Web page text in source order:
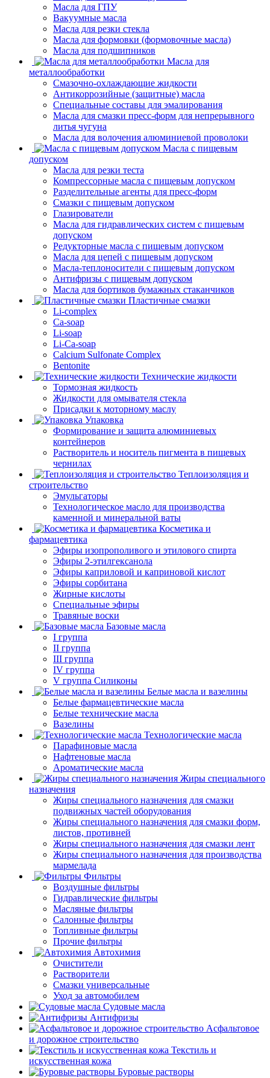
Масла для ГПУ
Вакуумные масла
Масла для резки стекла
Масла для формовки (формовочные масла)
Масла для подшипников
Масла для
металлообработки
Смазочно-охлаждающие жидкости
Антикоррозийные (защитные) масла
Специальные составы для эмалирования
Масла для смазки пресс-форм для непрерывного
литья чугуна
Масла для волочения алюминиевой проволоки
Масла с пищевым
допуском
Масла для резки теста
Компрессорные масла с пищевым допуском
Разделительные агенты для пресс-форм
Смазки с пищевым допуском
Глазирователи
Масла для гидравлических систем с пищевым
допуском
Редукторные масла с пищевым допуском
Масла для цепей с пищевым допуском
Масла-теплоносители с пищевым допуском
Антифризы с пищевым допуском
Масла для бортиков бумажных стаканчиков
Пластичные смазки
Li-complex
Ca-soap
Li-soap
Li-Ca-soap
Calcium Sulfonate Complex
Bentonite
Технические жидкости
Тормозная жидкость
Жидкости для омывателя стекла
Присадки к моторному маслу
Упаковка
Формирование и защита алюминиевых
контейнеров
Растворитель и носитель пигмента в пищевых
чернилах
Теплоизоляция и
строительство
Эмульгаторы
Технологическое масло для производства
каменной и минеральной ваты
Косметика и
фармацевтика
Эфиры изопрополивого и этилового спирта
Эфиры 2-этилгексанола
Эфиры каприловой и каприновой кислот
Эфиры сорбитана
Жирные кислоты
Специальные эфиры
Травяные воски
Базовые масла
I группа
II группа
III группа
IV группа
V группа Силиконы
Белые масла и вазелины
Белые фармацевтические масла
Белые технические масла
Вазелины
Технологические масла
Парафиновые масла
Нафтеновые масла
Ароматические масла
Жиры специального
назначения
Жиры специального назначения для смазки
подвижных частей оборудования
Жиры специального назначения для смазки форм,
листов, противней
Жиры специального назначения для смазки лент
Жиры специального назначения для производства
мармелада
Фильтры
Воздушные фильтры
Гидравлические фильтры
Масляные фильтры
Салонные фильтры
Топливные фильтры
Прочие фильтры
Автохимия
Очистители
Растворители
Смазки универсальные
Уход за автомобилем
Судовые масла
Антифризы
Асфальтовое
и дорожное строительство
Текстиль и
искусственная кожа
Буровые растворы